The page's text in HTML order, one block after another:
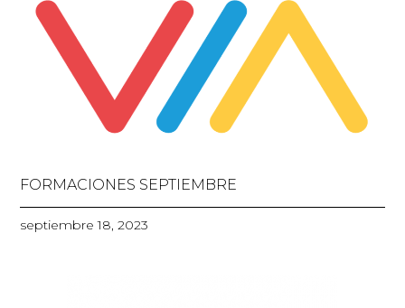
FORMACIONES SEPTIEMBRE
septiembre 18, 2023